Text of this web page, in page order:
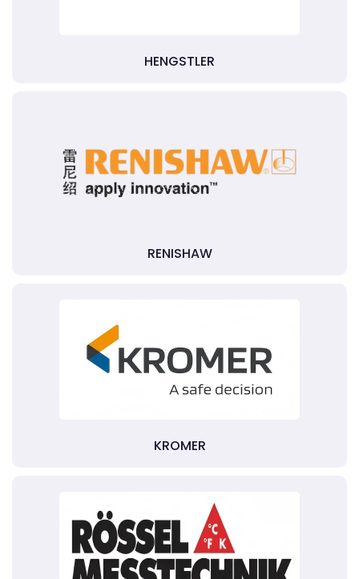
HENGSTLER
RENISHAW
KROMER